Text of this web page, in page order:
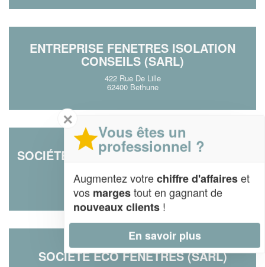
ENTREPRISE FENETRES ISOLATION
CONSEILS (SARL)
422 Rue De Lille
62400 Bethune
SOCIÉTÉ CONCEPT MENUISERIE (SARL)
111 Rue Saint Pry
62400 Bethune
SOCIÉTÉ ECO FENETRES (SARL)
✕
Vous êtes un
professionnel ?
Augmentez votrechiffre d'affaireset
vos margestout en gagnant de
nouveaux clients !
En savoir plus